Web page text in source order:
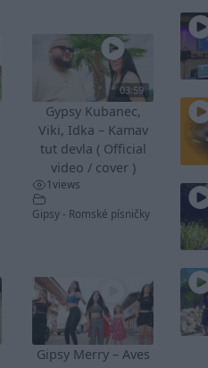
03:59
Gypsy Kubanec,
Viki, Idka – Kamav
tut devla ( Official
video / cover )
1views
Gipsy - Romské písničky
Gipsy Merry – Aves